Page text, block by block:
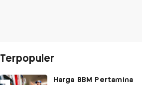
Terpopuler
Harga BBM Pertamina